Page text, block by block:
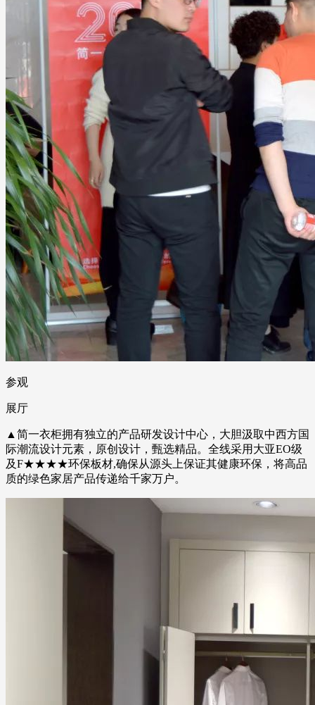
参观
展厅
▲简一衣柜拥有独立的产品研发设计中心，大胆汲取中西方国
际潮流设计元素，原创设计，甄选精品。全线采用大亚EO级
及F★★★★环保板材,确保从源头上保证其健康环保，将高品
质的绿色家居产品传递给千家万户。